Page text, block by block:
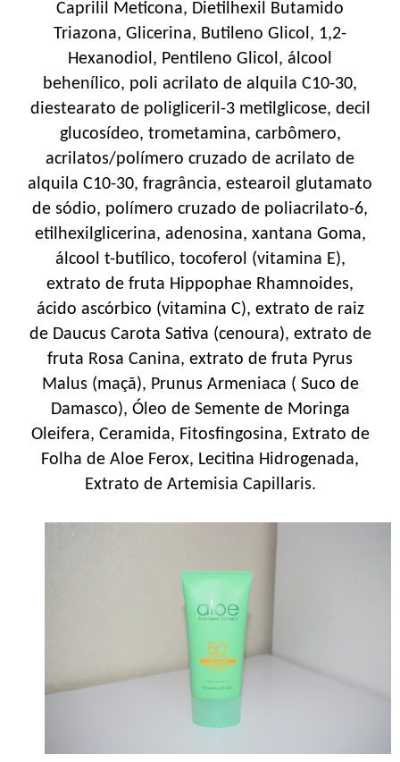
Caprilil Meticona, Dietilhexil Butamido
Triazona, Glicerina, Butileno Glicol, 1,2-
Hexanodiol, Pentileno Glicol, álcool
behenílico, poli acrilato de alquila C10-30,
diestearato de poligliceril-3 metilglicose, decil
glucosídeo, trometamina, carbômero,
acrilatos/polímero cruzado de acrilato de
alquila C10-30, fragrância, estearoil glutamato
de sódio, polímero cruzado de poliacrilato-6,
etilhexilglicerina, adenosina, xantana Goma,
álcool t-butílico, tocoferol (vitamina E),
extrato de fruta Hippophae Rhamnoides,
ácido ascórbico (vitamina C), extrato de raiz
de Daucus Carota Sativa (cenoura), extrato de
fruta Rosa Canina, extrato de fruta Pyrus
Malus (maçã), Prunus Armeniaca ( Suco de
Damasco), Óleo de Semente de Moringa
Oleifera, Ceramida, Fitosfingosina, Extrato de
Folha de Aloe Ferox, Lecitina Hidrogenada,
Extrato de Artemisia Capillaris.